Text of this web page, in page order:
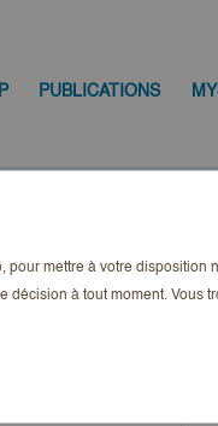
PUBLICATIONS
mettre à votre
à tout moment.